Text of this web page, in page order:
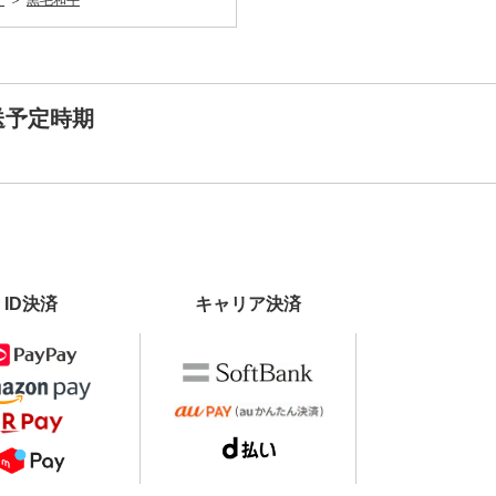
定時期
ID決済 キャリア決済